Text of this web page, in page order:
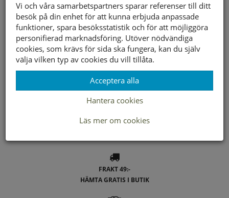
Välj storlek först
Lagerstatus per butik
FRAKT 49:-
HÄMTA GRATIS I BUTIK
Vi och våra samarbetspartners sparar referenser till ditt
besök på din enhet för att kunna erbjuda anpassade
funktioner, spara besöksstatistik och för att möjliggöra
personifierad marknadsföring. Utöver nödvändiga
cookies, som krävs för sida ska fungera, kan du själv
välja vilken typ av cookies du vill tillåta.
Acceptera alla
Hantera cookies
Läs mer om cookies